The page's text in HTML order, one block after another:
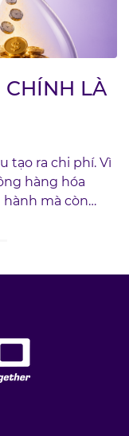
CHÍNH LÀ
tạo ra chi phí. Vì
hàng hóa
mà còn